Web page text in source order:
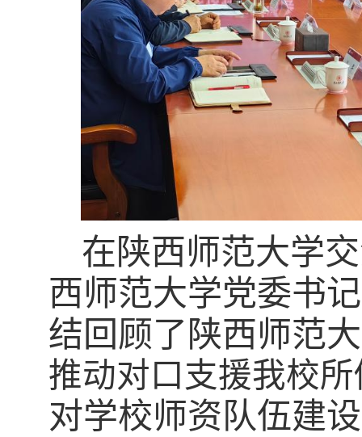
在陕西师范大学
西师范大学党委书
结回顾了陕西师范
推动对口支援我校
对学校师资队伍建